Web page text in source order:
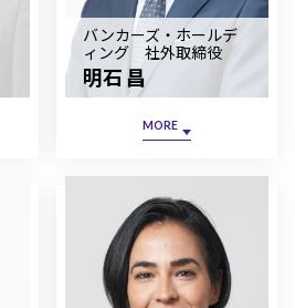
バンカーズ・ホールデ
ィング 社外取締役
明石 昌
MORE